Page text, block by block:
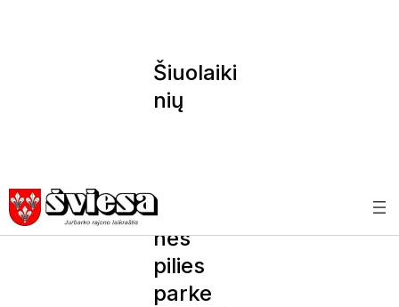
Šiuolaiki
nių
Panemu
nės
pilies
parke